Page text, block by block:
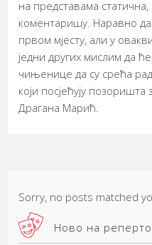
на представама
коментаришу. Наравно
првом мјесту, али у
једни других мислим да
чињенице да су срећа
који посјећују позоришта
Драгана Марић.
Sorry, no posts matched
Ново на